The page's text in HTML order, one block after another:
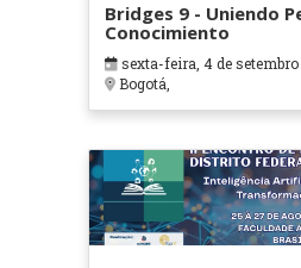
Bridges 9 - Uniendo
Conocimiento
sexta-feira, 4 de setembro
Bogotá,